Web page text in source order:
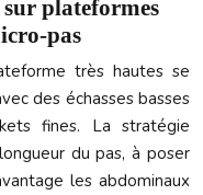
plateformes
pas
très hautes se
des échasses basses
fines. La stratégie
du pas, à poser
les abdominaux